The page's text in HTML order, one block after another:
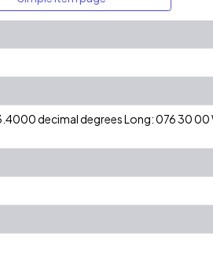
decimal degrees Long: 076 30